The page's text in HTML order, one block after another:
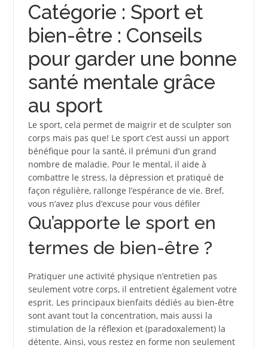
Catégorie : Sport et
bien-être : Conseils
pour garder une bonne
santé mentale grâce
au sport
Le sport, cela permet de maigrir et de sculpter son
corps mais pas que! Le sport c’est aussi un apport
bénéfique pour la santé, il prémuni d’un grand
nombre de maladie. Pour le mental, il aide à
combattre le stress, la dépression et pratiqué de
façon régulière, rallonge l’espérance de vie. Bref,
vous n’avez plus d’excuse pour vous défiler
Qu’apporte le sport en
termes de bien-être ?
Pratiquer une activité physique n’entretien pas
seulement votre corps, il entretient également votre
esprit. Les principaux bienfaits dédiés au bien-être
sont avant tout la concentration, mais aussi la
stimulation de la réflexion et (paradoxalement) la
détente. Ainsi, vous restez en forme non seulement